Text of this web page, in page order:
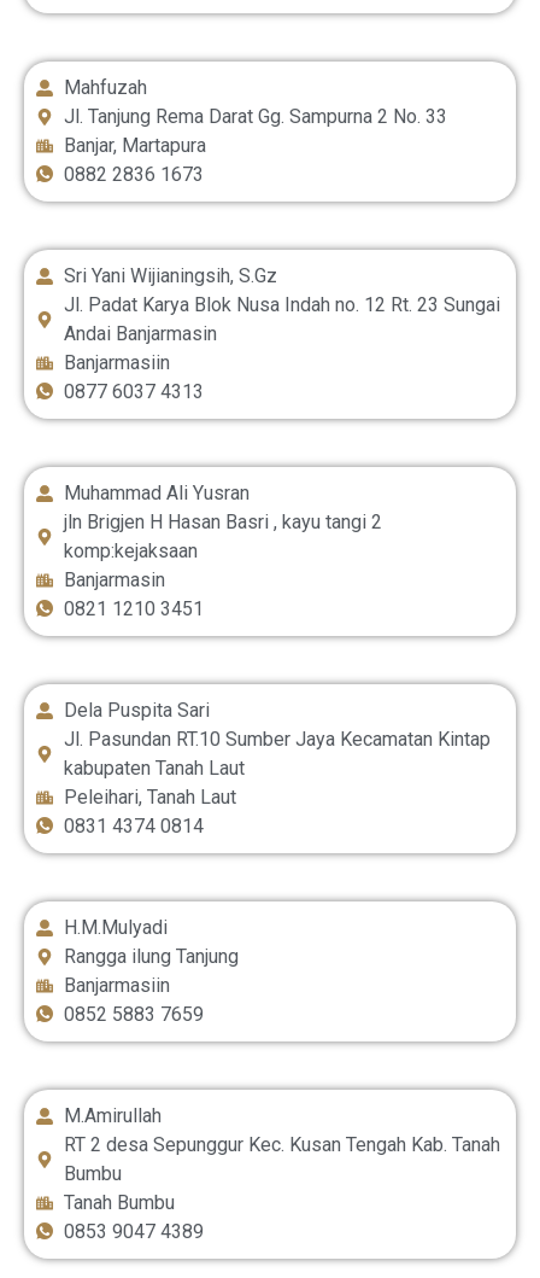
Mahfuzah
Jl. Tanjung Rema Darat Gg. Sampurna 2 No. 33
Banjar, Martapura
0882 2836 1673
Sri Yani Wijianingsih, S.Gz
Jl. Padat Karya Blok Nusa Indah no. 12 Rt. 23 Sungai
Andai Banjarmasin
Banjarmasiin
0877 6037 4313
Muhammad Ali Yusran
jln Brigjen H Hasan Basri , kayu tangi 2
komp:kejaksaan
Banjarmasin
0821 1210 3451
Dela Puspita Sari
Jl. Pasundan RT.10 Sumber Jaya Kecamatan Kintap
kabupaten Tanah Laut
Peleihari, Tanah Laut
0831 4374 0814
H.M.Mulyadi
Rangga ilung Tanjung
Banjarmasiin
0852 5883 7659
M.Amirullah
RT 2 desa Sepunggur Kec. Kusan Tengah Kab. Tanah
Bumbu
Tanah Bumbu
0853 9047 4389